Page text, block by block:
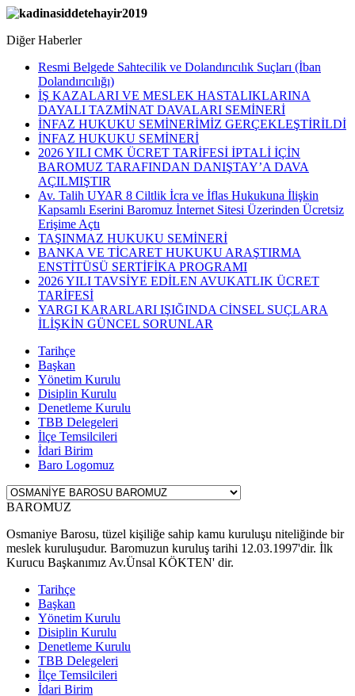
Diğer Haberler
Resmi Belgede Sahtecilik ve Dolandırıcılık Suçları (İban
Dolandırıcılığı)
İŞ KAZALARI VE MESLEK HASTALIKLARINA
DAYALI TAZMİNAT DAVALARI SEMİNERİ
İNFAZ HUKUKU SEMİNERİMİZ GERÇEKLEŞTİRİLDİ
İNFAZ HUKUKU SEMİNERİ
2026 YILI CMK ÜCRET TARİFESİ İPTALİ İÇİN
BAROMUZ TARAFINDAN DANIŞTAY’A DAVA
AÇILMIŞTIR
Av. Talih UYAR 8 Ciltlik İcra ve İflas Hukukuna İlişkin
Kapsamlı Eserini Baromuz İnternet Sitesi Üzerinden Ücretsiz
Erişime Açtı
TAŞINMAZ HUKUKU SEMİNERİ
BANKA VE TİCARET HUKUKU ARAŞTIRMA
ENSTİTÜSÜ SERTİFİKA PROGRAMI
2026 YILI TAVSİYE EDİLEN AVUKATLIK ÜCRET
TARİFESİ
YARGI KARARLARI IŞIĞINDA CİNSEL SUÇLARA
İLİŞKİN GÜNCEL SORUNLAR
Tarihçe
Başkan
Yönetim Kurulu
Disiplin Kurulu
Denetleme Kurulu
TBB Delegeleri
İlçe Temsilcileri
İdari Birim
Baro Logomuz
BAROMUZ
Osmaniye Barosu, tüzel kişiliğe sahip kamu kuruluşu niteliğinde bir
meslek kuruluşudur. Baromuzun kuruluş tarihi 12.03.1997'dir. İlk
Kurucu Başkanımız Av.Ünsal KÖKTEN' dir.
Tarihçe
Başkan
Yönetim Kurulu
Disiplin Kurulu
Denetleme Kurulu
TBB Delegeleri
İlçe Temsilcileri
İdari Birim